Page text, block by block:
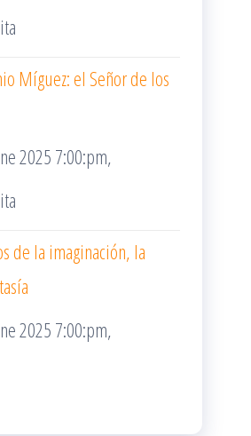
Míguez: el Señor de los
2025 7:00:pm,
de la imaginación, la
2025 7:00:pm,